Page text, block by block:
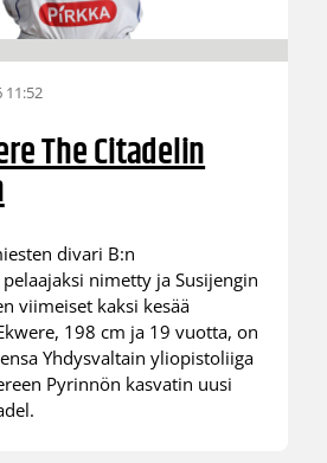
11:52
The Citadelin
divari B:n
nimetty ja Susijengin
viimeiset kaksi kesää
198 cm ja 19 vuotta, on
Yhdysvaltain yliopistoliiga
Pyrinnön kasvatin uusi